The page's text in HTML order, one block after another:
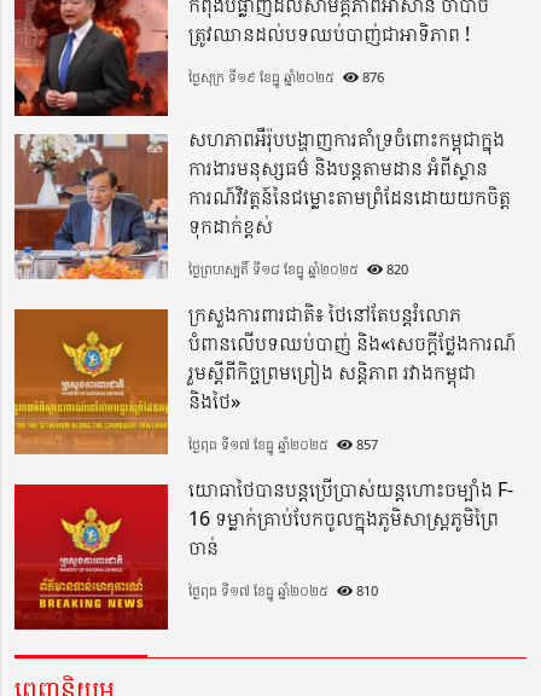
ត្រូវឈានដល់បទឈប់បាញ់ជាអាទិភាព !
ថ្ងៃសុក្រ ទី១៩ ខែធ្នូ ឆ្នាំ២០២៥ 876
សហភាពអឺរ៉ុបបង្ហាញការគាំទ្រចំពោះកម្ពុជាក្នុង
ការងារមនុស្សធម៌ និងបន្តតាមដាន អំពីស្ថាន
ការណ៍វិវត្តន៍នៃជម្លោះតាមព្រំដែនដោយយកចិត្ត
ទុកដាក់ខ្ពស់
ថ្ងៃព្រហស្បតិ៍ ទី១៨ ខែធ្នូ ឆ្នាំ២០២៥ 820
ក្រសួងការពារជាតិ៖ ថៃនៅតែបន្តរំលោភ
បំពានលើបទឈប់បាញ់ និង«សេចក្តីថ្លែងការណ៍
រួមស្តីពីកិច្ចព្រមព្រៀង សន្តិភាព រវាងកម្ពុជា
និងថៃ»
ថ្ងៃពុធ ទី១៧ ខែធ្នូ ឆ្នាំ២០២៥ 857
យោធាថៃបានបន្តប្រើប្រាស់យន្តហោះចម្បាំង F-
16 ទម្លាក់គ្រាប់បែកចូលក្នុងភូមិសាស្ត្រភូមិព្រៃ
ចាន់
ថ្ងៃពុធ ទី១៧ ខែធ្នូ ឆ្នាំ២០២៥ 810
ពេញនិយម